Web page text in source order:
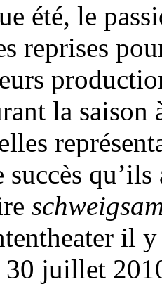
été, le
reprises
la saison
succès
il
30 juillet